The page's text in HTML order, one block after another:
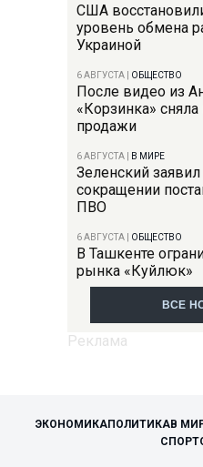
США
уровень обмена
Украиной
6 АВГУСТА ОБЩЕСТВО
После видео из
«Корзинка»
продажи
6 АВГУСТА В МИРЕ
Зеленский
сокращении
ПВО
6 АВГУСТА ОБЩЕСТВО
В Ташкенте
рынка «Куйлюк»
ВСЕ
ЭКОНОМИКАПОЛИТИКАВ
СПОРТ